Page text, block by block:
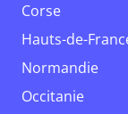
Corse
Hauts-de-
Normandie
Occitanie